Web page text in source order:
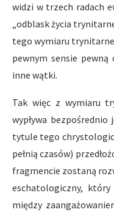
widzi w trzech radach
„odblask życia
tego wymiaru
pewnym sensie
inne wątki.
Tak więc z wymiaru
wypływa
tytule tego
pełnią czasów)
fragmencie zostaną
eschatologiczny,
między